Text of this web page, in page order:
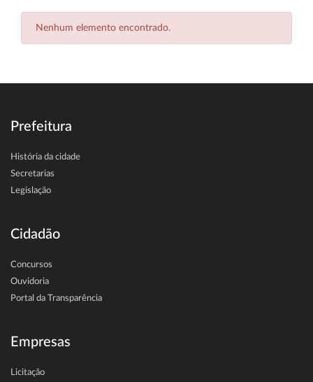
Nenhum elemento encontrado.
Prefeitura
História da cidade
Secretarias
Legislação
Cidadão
Concursos
Ouvidoria
Portal da Transparência
Empresas
Licitação